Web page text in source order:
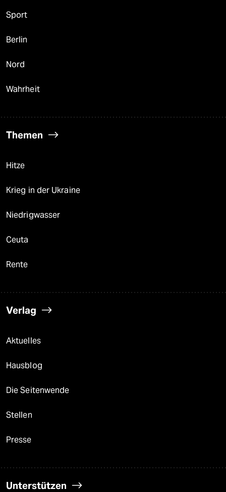
Sport
Berlin
Nord
Wahrheit
Themen
Hitze
Krieg in der Ukraine
Niedrigwasser
Ceuta
Rente
Verlag
Aktuelles
Hausblog
Die Seitenwende
Stellen
Presse
Unterstützen